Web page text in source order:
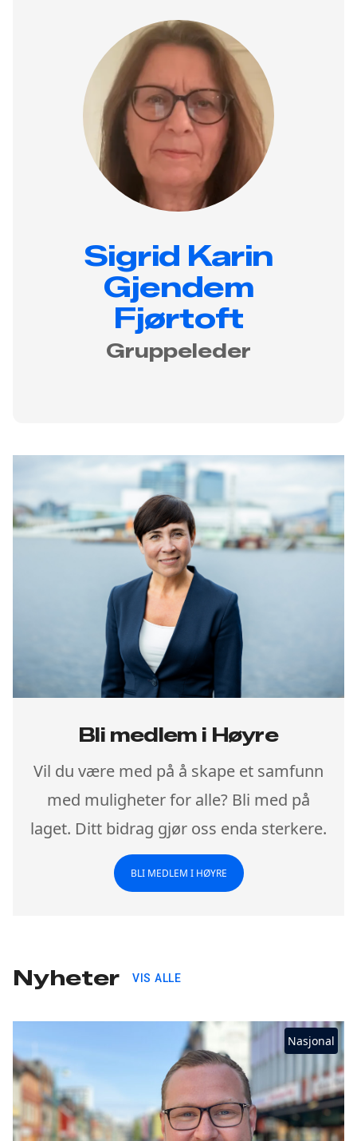
Sigrid Karin
Gjendem
Fjørtoft
Gruppeleder
Bli medlem i Høyre
Vil du være med på å skape et samfunn
med muligheter for alle? Bli med på
laget. Ditt bidrag gjør oss enda sterkere.
BLI MEDLEM I HØYRE
Nyheter VIS ALLE
Nasjonal